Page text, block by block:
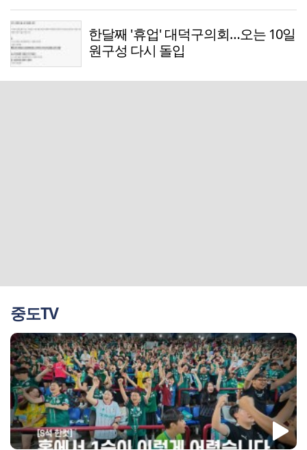
한달째 '휴업' 대덕구의회…오는 10일
원구성 다시 돌입
중도TV